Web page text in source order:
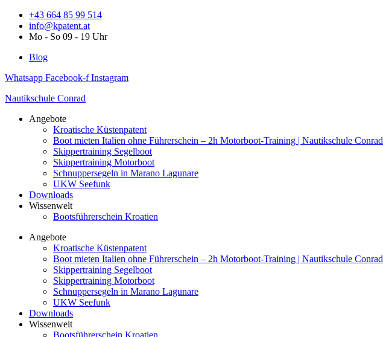
Zum
Inhalt
springen
+43 664 85 99 514
info@kpatent.at
Mo - So 09 - 19 Uhr
Blog
Whatsapp Facebook-f Instagram
Nautikschule Conrad
Angebote
Kroatische Küstenpatent
Boot mieten Italien ohne Führerschein – 2h Motorboot-Training | Nautikschule Conrad
Skippertraining Segelboot
Skippertraining Motorboot
Schnuppersegeln in Marano Lagunare
UKW Seefunk
Downloads
Wissenwelt
Bootsführerschein Kroatien
Angebote
Kroatische Küstenpatent
Boot mieten Italien ohne Führerschein – 2h Motorboot-Training | Nautikschule Conrad
Skippertraining Segelboot
Skippertraining Motorboot
Schnuppersegeln in Marano Lagunare
UKW Seefunk
Downloads
Wissenwelt
Bootsführerschein Kroatien